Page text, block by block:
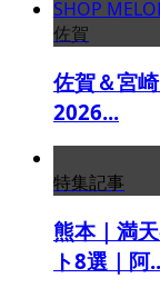
佐賀
佐賀＆宮
2026...
特集記事
熊本｜満
ト8選｜阿